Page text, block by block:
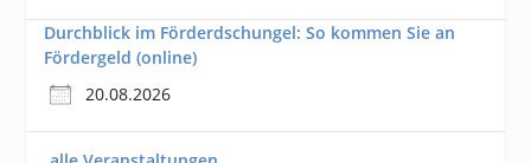
Durchblick im Förderdschungel: So kommen Sie an
Fördergeld (online)
20.08.2026